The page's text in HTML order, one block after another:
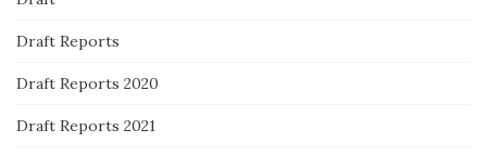
Draft Reports
Draft Reports 2020
Draft Reports 2021